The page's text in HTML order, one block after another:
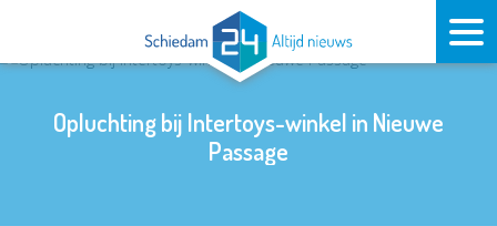
Opluchting bij Intertoys-winkel in Nieuwe
Passage